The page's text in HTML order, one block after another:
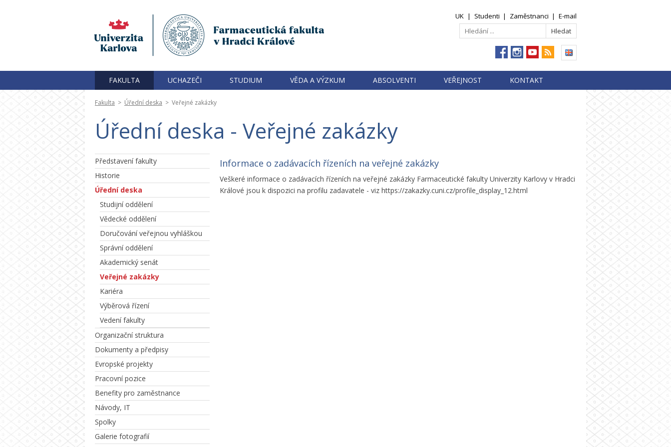
UK | Studenti | Zaměstnanci | E-mail
FAKULTA UCHAZEČI STUDIUM VĚDA A VÝZKUM ABSOLVENTI VEŘEJNOST KONTAKT
Fakulta > Úřední deska > Veřejné zakázky
Úřední deska - Veřejné zakázky
Představení fakulty
Historie
Úřední deska
Studijní oddělení
Vědecké oddělení
Doručování veřejnou vyhláškou
Správní oddělení
Akademický senát
Veřejné zakázky
Kariéra
Výběrová řízení
Vedení fakulty
Organizační struktura
Dokumenty a předpisy
Evropské projekty
Pracovní pozice
Benefity pro zaměstnance
Návody, IT
Spolky
Galerie fotografií
Informace o zadávacích řízeních na veřejné zakázky
Veškeré informace o zadávacích řízeních na veřejné zakázky Farmaceutické fakulty Univerzity Karlovy v Hradci
Králové jsou k dispozici na profilu zadavatele - viz https://zakazky.cuni.cz/profile_display_12.html